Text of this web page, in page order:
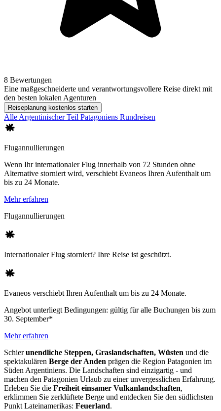
8 Bewertungen
Eine maßgeschneiderte und verantwortungsvollere Reise direkt mit
den besten lokalen Agenturen
Reiseplanung kostenlos starten
Alle Argentinischer Teil Patagoniens Rundreisen
Flugannullierungen
Wenn Ihr internationaler Flug innerhalb von 72 Stunden ohne
Alternative storniert wird, verschiebt Evaneos Ihren Aufenthalt um
bis zu 24 Monate.
Mehr erfahren
Flugannullierungen
Internationaler Flug storniert? Ihre Reise ist geschützt.
Evaneos verschiebt Ihren Aufenthalt um bis zu 24 Monate.
Angebot unterliegt Bedingungen: gültig für alle Buchungen bis zum
30. September*
Mehr erfahren
Schierunendliche Steppen, Graslandschaften, Wüsten und die
spektakulären Berge der Anden prägen die Region Patagonien im
Süden Argentiniens. Die Landschaften sind einzigartig - und
machen den Patagonien Urlaub zu einer unvergesslichen Erfahrung.
Erleben Sie die Freiheit einsamer Vulkanlandschaften,
erklimmen Sie zerklüftete Berge und entdecken Sie den südlichsten
Punkt Lateinamerikas: Feuerland.